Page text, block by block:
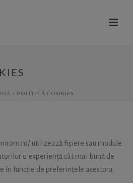
» POLITICĂ COOKIES
utilizează fișiere sau module
o experiență cât mai bună de
în funcție de preferințele acestora.